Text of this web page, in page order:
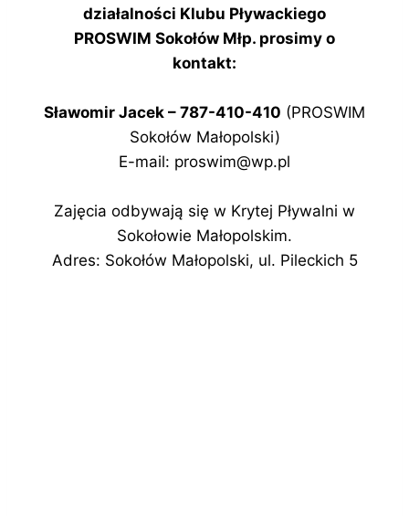
działalności Klubu Pływackiego
PROSWIM Sokołów Młp. prosimy o
kontakt:
Sławomir Jacek – 787-410-410 (PROSWIM
Sokołów Małopolski)
E-mail: proswim@wp.pl
Zajęcia odbywają się w Krytej Pływalni w
Sokołowie Małopolskim.
Adres: Sokołów Małopolski, ul. Pileckich 5